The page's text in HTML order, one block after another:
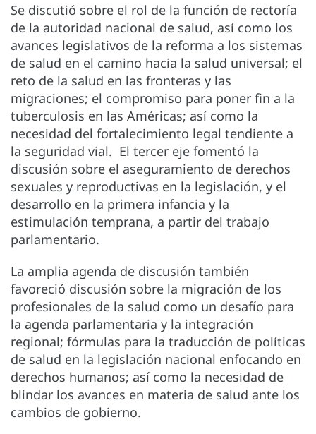
Se discutió sobre el rol de la función de rectoría
de la autoridad nacional de salud, así como los
avances legislativos de la reforma a los sistemas
de salud en el camino hacia la salud universal; el
reto de la salud en las fronteras y las
migraciones; el compromiso para poner fin a la
tuberculosis en las Américas; así como la
necesidad del fortalecimiento legal tendiente a
la seguridad vial. El tercer eje fomentó la
discusión sobre el aseguramiento de derechos
sexuales y reproductivas en la legislación, y el
desarrollo en la primera infancia y la
estimulación temprana, a partir del trabajo
parlamentario.
La amplia agenda de discusión también
favoreció discusión sobre la migración de los
profesionales de la salud como un desafío para
la agenda parlamentaria y la integración
regional; fórmulas para la traducción de políticas
de salud en la legislación nacional enfocando en
derechos humanos; así como la necesidad de
blindar los avances en materia de salud ante los
cambios de gobierno.